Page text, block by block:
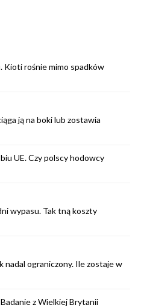
Kioti rośnie mimo spadków
ją na boki lub zostawia
UE. Czy polscy hodowcy
wypasu. Tak tną koszty
nadal ograniczony. Ile zostaje w
z Wielkiej Brytanii